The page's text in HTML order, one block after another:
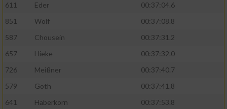
611
Eder
00:37:04.6
851
Wolf
00:37:08.8
587
Chousein
00:37:31.2
657
Hieke
00:37:32.0
726
Meißner
00:37:40.7
579
Goth
00:37:41.8
641
Haberkorn
00:37:53.8